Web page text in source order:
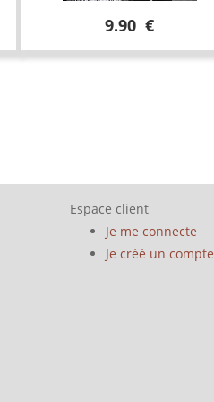
9.90 €
Espace client
Je me connecte
Je créé un compte